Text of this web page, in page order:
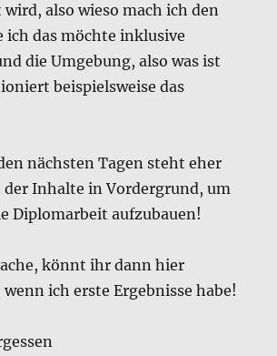
also wieso mach ich den
ich das möchte inklusive
die Umgebung, also was ist
beispielsweise das
nächsten Tagen steht eher
Inhalte in Vordergrund, um
Diplomarbeit aufzubauen!
könnt ihr dann hier
ich erste Ergebnisse habe!